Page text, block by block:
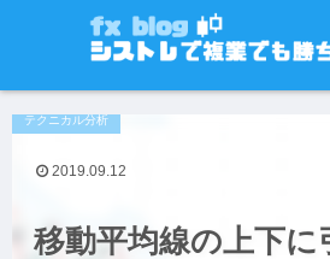
移動平均線の上下に
テクニカル分析
2019.09.12